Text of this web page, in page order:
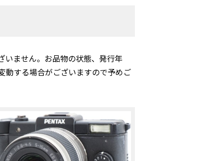
ません。お品物の状態、発行年
動する場合がございますので予めご